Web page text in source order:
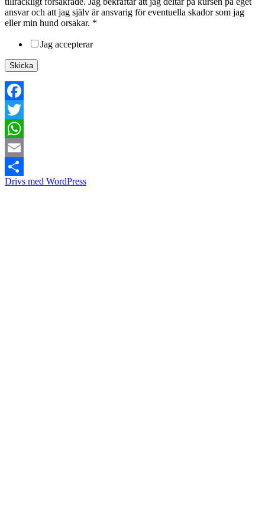
ansvar och att jag själv är ansvarig för eventuella skador som jag
eller min hund orsakar. *
Jag accepterar
Skicka
Facebook
Twitter
WhatsApp
Email
Dela
Drivs med WordPress